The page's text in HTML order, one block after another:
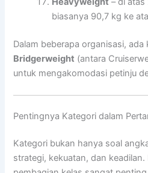
biasanya 90,7 kg ke
Dalam beberapa organisasi,
Bridgerweight (antara
untuk mengakomodasi petinju
Pentingnya Kategori dalam
Kategori bukan hanya soal
strategi, kekuatan, dan